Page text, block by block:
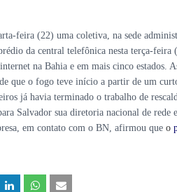
feira (22) uma coletiva, na sede
da central telefônica nesta terça-feira
na Bahia e em mais cinco estados.
que o fogo teve início a partir de um
já havia terminado o trabalho de
Salvador sua diretoria nacional de rede
em contato com o BN, afirmou que o